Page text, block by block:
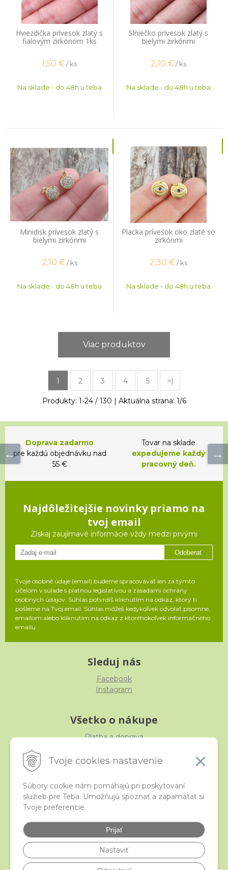
Tvoje cookies nastavenie
Súbory cookie nám pomáhajú pri poskytovaní
služieb pre Teba. Umožňujú spoznať a zapamätať si
Tvoje preferencie.
Prijať
Nastaviť
Hviezdička prívesok zlatý s
fialovým zirkónom 1ks
1,50 €/ ks
Na sklade - do 48h u teba
Slniečko prívesok zlatý s
bielymi zirkónmi
2,10 €/ ks
Na sklade - do 48h u teba
Minidisk prívesok zlatý s
bielymi zirkónmi
2,10 € / ks
Na sklade - do 48h u teba
Placka prívesok oko zlaté so
zirkónmi
2,30 €/ ks
Na sklade - do 48h u teba
Viac produktov
1 2 3 4 5 >|
Produkty: 1-24/ 130 | Aktuálna strana: 1/6
Doprava zadarmo
pre každú objednávku nad
55 €
Tovar na sklade
expedujeme každý
pracovný deň.
Najdôležitejšie novinky priamo na
tvoj email
Získaj zaujímavé informácie vždy medzi prvými
Odoberať
Tvoje osobné údaje (email) budeme spracovávať len za týmto
účelom v súlade s platnou legislatívou a zásadami ochrany
osobných údajov. Súhlas potvrdíš kliknutím na odkaz, ktorý ti
pošleme na Tvoj email. Súhlas môžeš kedykoľvek odvolať písomne,
emailom alebo kliknutím na odkaz z ktoréhokoľvek informačného
emailu.
Sleduj nás
Facebook
Instagram
Všetko o nákupe
Platba a doprava
Obchodné podmienky
iStraka
Veľkoobchod
Najčastejšie otázky
Certifikáty